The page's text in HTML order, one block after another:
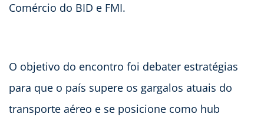
Comércio do BID e FMI.
O objetivo do encontro foi debater estratégias
para que o país supere os gargalos atuais do
transporte aéreo e se posicione como hub